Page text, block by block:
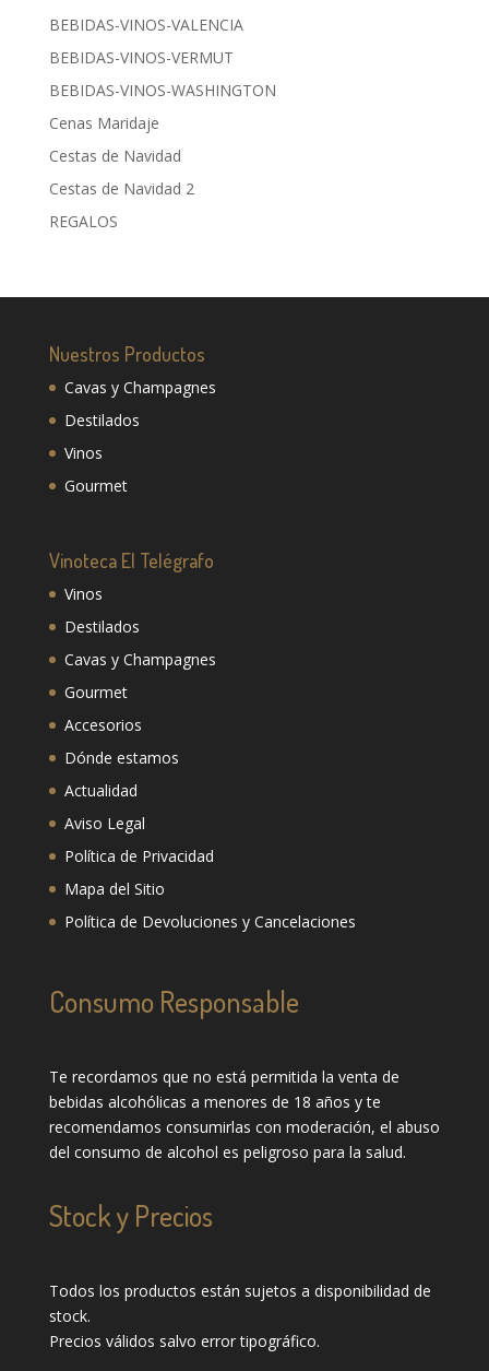
BEBIDAS-VINOS-VALENCIA
BEBIDAS-VINOS-VERMUT
BEBIDAS-VINOS-WASHINGTON
Cenas Maridaje
Cestas de Navidad
Cestas de Navidad 2
REGALOS
Nuestros Productos
Cavas y Champagnes
Destilados
Vinos
Gourmet
Vinoteca El Telégrafo
Vinos
Destilados
Cavas y Champagnes
Gourmet
Accesorios
Dónde estamos
Actualidad
Aviso Legal
Política de Privacidad
Mapa del Sitio
Política de Devoluciones y Cancelaciones
Consumo Responsable
Te recordamos que no está permitida la venta de
bebidas alcohólicas a menores de 18 años y te
recomendamos consumirlas con moderación, el abuso
del consumo de alcohol es peligroso para la salud.
Stock y Precios
Todos los productos están sujetos a disponibilidad de
stock.
Precios válidos salvo error tipográfico.